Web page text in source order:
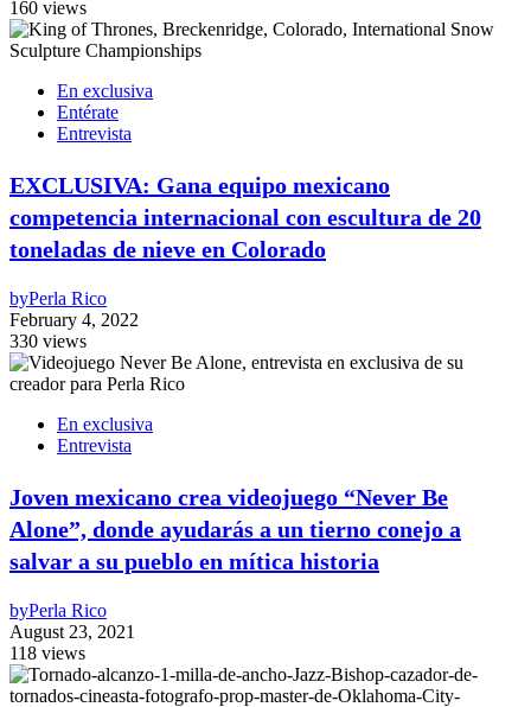
160 views
En exclusiva
Entérate
Entrevista
EXCLUSIVA: Gana equipo mexicano
competencia internacional con escultura de 20
toneladas de nieve en Colorado
byPerla Rico
February 4, 2022
330 views
En exclusiva
Entrevista
Joven mexicano crea videojuego “Never Be
Alone”, donde ayudarás a un tierno conejo a
salvar a su pueblo en mítica historia
byPerla Rico
August 23, 2021
118 views